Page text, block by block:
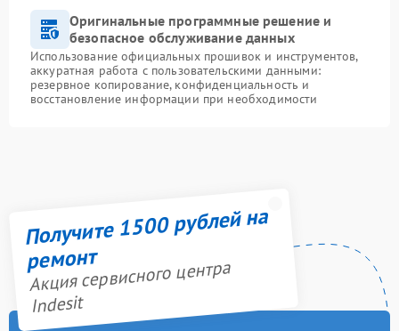
Оригинальные программные решение и
безопасное обслуживание данных
Использование официальных прошивок и инструментов,
аккуратная работа с пользовательскими данными:
резервное копирование, конфиденциальность и
восстановление информации при необходимости
Получите 1500 рублей на
ремонт
Акция сервисного центра
Indesit